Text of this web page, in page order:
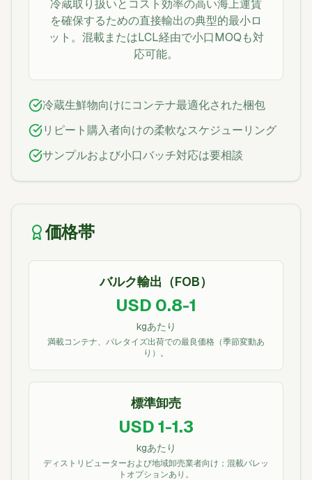
冷蔵取り扱いとコスト効率の高い海上運賃
を確保するための直接輸出の典型的最小ロ
ット。混載またはLCL経由で小口MOQも対
応可能。
冷蔵生鮮物向けにコンテナ最適化された梱包
リピート購入者向けの柔軟なスケジューリング
サンプルおよび小口バッチ対応は要相談
価格帯
バルク輸出（FOB）
USD 0.8-1
kgあたり
満載コンテナ、パレタイズ出荷での最良価格（季節変動あ
り）。
標準卸売
USD 1-1.3
kgあたり
ディストリビューターおよび地域卸売業者向け；混載パレッ
トオプションあり。